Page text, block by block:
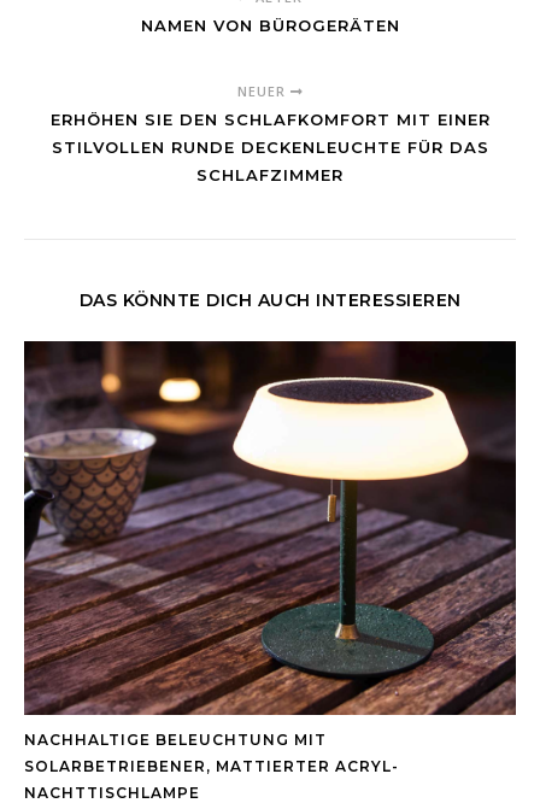
NAMEN VON BÜROGERÄTEN
NEUER
ERHÖHEN SIE DEN SCHLAFKOMFORT MIT EINER
STILVOLLEN RUNDE DECKENLEUCHTE FÜR DAS
SCHLAFZIMMER
DAS KÖNNTE DICH AUCH INTERESSIEREN
NACHHALTIGE BELEUCHTUNG MIT
SOLARBETRIEBENER, MATTIERTER ACRYL-
NACHTTISCHLAMPE